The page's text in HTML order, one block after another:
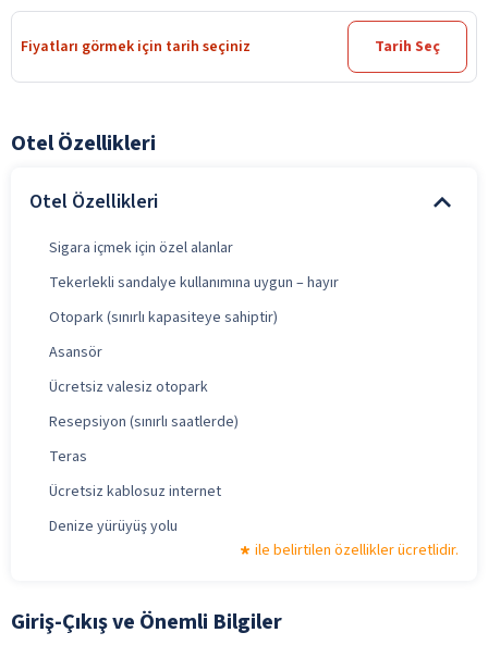
Fiyatları görmek için tarih seçiniz Tarih Seç
Otel Özellikleri
Otel Özellikleri
Sigara içmek için özel alanlar
Tekerlekli sandalye kullanımına uygun – hayır
Otopark (sınırlı kapasiteye sahiptir)
Asansör
Ücretsiz valesiz otopark
Resepsiyon (sınırlı saatlerde)
Teras
Ücretsiz kablosuz internet
Denize yürüyüş yolu
ile belirtilen özellikler ücretlidir.
Giriş-Çıkış ve Önemli Bilgiler